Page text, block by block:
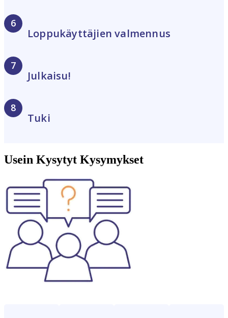
Loppukäyttäjien valmennus
Julkaisu!
Tuki
Usein Kysytyt Kysymykset